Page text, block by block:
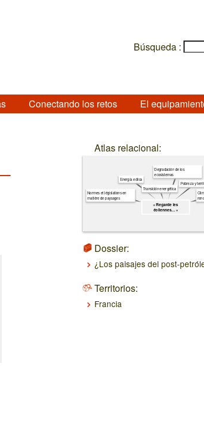
Búsqueda :
Conectando los retos El
Atlas relacional:
« Regarde les
éoliennes… »
Pobreza y
Degradación de los
ecosistemas
Transición energética
Energía eólica
Normes et législations en
matière de paysages
Dossier:
¿Los paisajes del post-
Territorios:
Francia